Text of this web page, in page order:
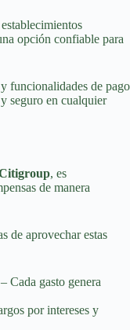
opción confiable para
funcionalidades de pago
seguro en cualquier
, es
de manera
de aprovechar estas
– Cada gasto genera
por intereses y